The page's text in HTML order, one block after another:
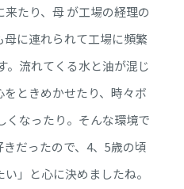
たり、母 が工場の経理の
に連れられて工場に頻繁
。流れてくる水と油が混じ
ときめかせたり、時々ボ
くなったり。そんな環境で
だったので、4、5歳の頃
」と心に決めましたね。